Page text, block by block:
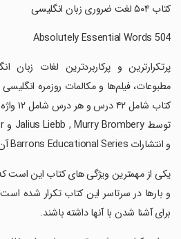
‏کتاب ۵۰۴ لغت ضروری زبان انگلیسی
‏پرتکرارترین و پرکاربردترین لغات زبان
مطبوعات، فیلم‌ها و مکالمات روزمره
و انتشارات Barrons Educational Series آن را منتشر کرده‌ است.
‏یکی از مهمترین ویژگی های کتاب این است
و بارها در سرتاسر این کتاب تکرار شده
برای آشنا شدن با آنها داشته باشند.